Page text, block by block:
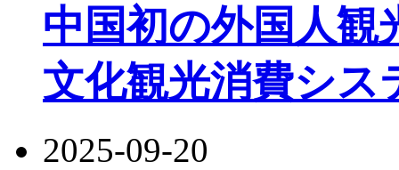
中国初の外国人観
文化観光消費シス
2025-09-20